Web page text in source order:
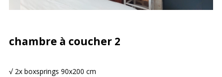
chambre à coucher 2
√ 2x boxsprings 90x200 cm